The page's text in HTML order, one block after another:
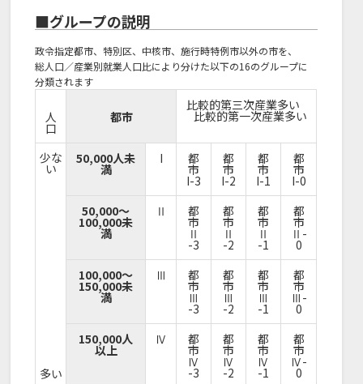
■グループの説明
政令指定都市、特別区、中核市、施行時特例市以外の市を、
総人口／産業別就業人口比により分けた以下の16のグループに
分類されます
人
口
都市
比較的第三次産業多い
比較的第一次産業多い
少な
い
多い
50,000人未
満
I 都
市
I-3
都
市
I-2
都
市
I-1
都
市
I-0
50,000～
100,000未
満
Ⅱ 都
市
Ⅱ
-3
都
市
Ⅱ
-2
都
市
Ⅱ
-1
都
市
Ⅱ-
0
100,000～
150,000未
満
Ⅲ 都
市
Ⅲ
-3
都
市
Ⅲ
-2
都
市
Ⅲ
-1
都
市
Ⅲ-
0
150,000人
以上
Ⅳ 都
市
Ⅳ
-3
都
市
Ⅳ
-2
都
市
Ⅳ
-1
都
市
Ⅳ-
0